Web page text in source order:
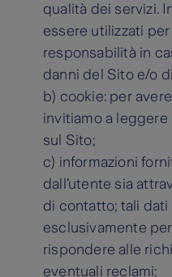
qualità dei servizi.
essere utilizzati
responsabilità in
danni del Sito e/o
b) cookie: per
invitiamo a leggere
sul Sito;
c) informazioni
dall’utente sia
di contatto; tali
esclusivamente
rispondere alle
eventuali reclami;